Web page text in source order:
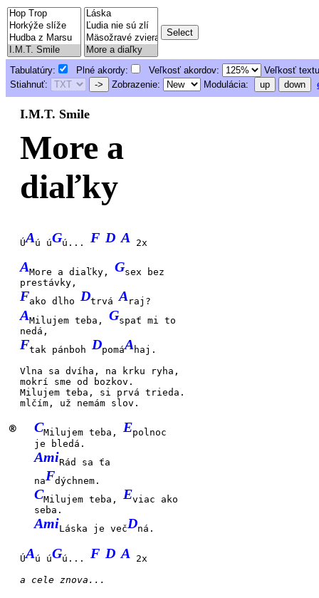
Tabulatúry: Plné akordy: Veľkosť akordov:
Veľkosť
Stiahnuť:
-> Zobrazenie: Modulácia: up down
I.M.T. Smile
More a
diaľky
ÚAú úGú...F D A 2x
AMore a diaľky,Gsex bez
prestávky,
Fako dlhoDtrváA raj?
AMilujem teba,Gspať mi to
nedá,
Ftak pánbohDpomáA haj.
Vlna sa dvíha, na krku ryha,
mokrí sme od boz kov.
Milujem teba, si prvá trieda.
mlčím, už nemám slov.
® CMilujem teba,Epolnoc
je bledá.
AmiRád sa ťa
naFdýchnem.
CMilujem teba,Eviac ako
seba.
AmiLáska je večDná.
ÚAú úGú...F D A 2x
a cele znova...